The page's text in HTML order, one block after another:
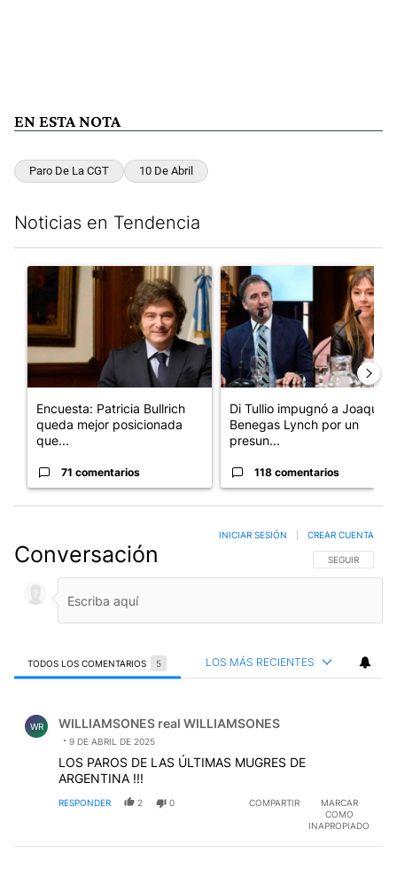
EN ESTA NOTA
Paro De La CGT 10 De Abril
Noticias en Tendencia
Un artículo de tendencia con el título "Encuesta: Patricia
Encuesta: Patricia Bullrich
queda mejor posicionada
que...
71 comentarios
Un artículo de tendencia con
Di Tullio impugnó a Joaquín
Benegas Lynch por un
presun...
118 comentarios
Conversación SIGA ESTA
SEGUIR
INICIAR SESIÓN CREAR CUENTA
TODOS LOS COMENTARIOS 5 LOS MÁS RECIENTES
WR WILLIAMSONES real WILLIAMSONES
9 DE ABRIL DE 2025
LOS PAROS DE LAS ÚLTIMAS MUGRES DE
ARGENTINA !!!
RESPONDER 2 0 COMPARTIR
MARCAR
COMO
INAPROPIADO